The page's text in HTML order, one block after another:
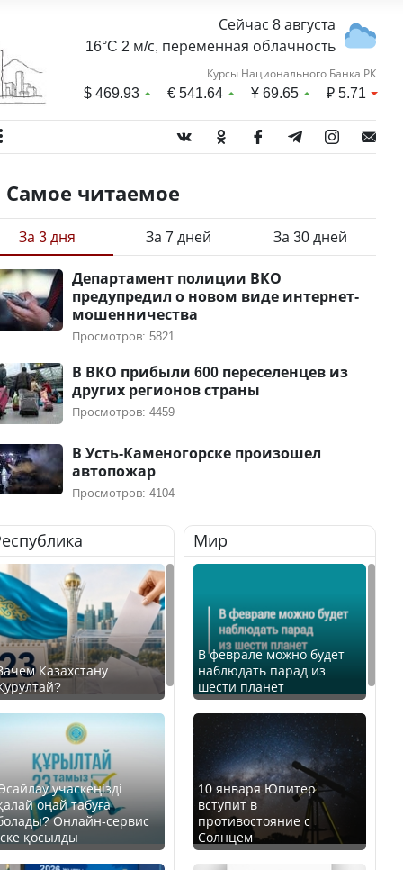
Сейчас 8 августа
16°C 2 м/с, переменная облачность
Курсы Национального Банка РК
$469.93 €541.64 ¥69.65 ₽5.71
Самое читаемое
За 3 дня За 7 дней За 30 дней
Департамент полиции ВКО
предупредил о новом виде интернет-
мошенничества
Просмотров: 5821
В ВКО прибыли 600 переселенцев из
других регионов страны
Просмотров: 4459
В Усть-Каменогорске произошел
автопожар
Просмотров: 4104
Казахстану
учаскеңізді
оңай табуға
Онлайн-сервис
қосылды
Мир
В феврале можно будет
наблюдать парад из
шести планет
10 января Юпитер
вступит в
противостояние с
Солнцем